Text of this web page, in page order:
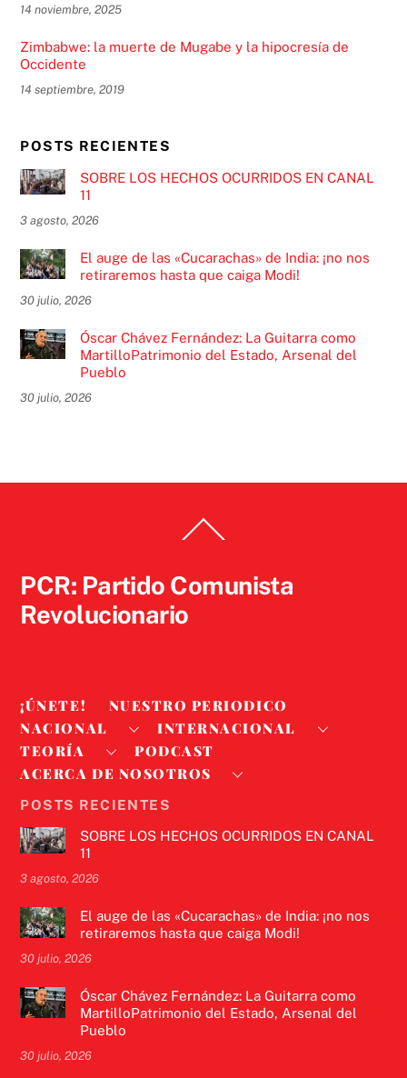
14 noviembre, 2025
Zimbabwe: la muerte de Mugabe y la hipocresía de
Occidente
14 septiembre, 2019
POSTS RECIENTES
SOBRE LOS HECHOS OCURRIDOS EN CANAL
11
3 agosto, 2026
El auge de las «Cucarachas» de India: ¡no nos
retiraremos hasta que caiga Modi!
30 julio, 2026
Óscar Chávez Fernández: La Guitarra como
MartilloPatrimonio del Estado, Arsenal del
Pueblo
30 julio, 2026
To
PCR: Partido Comunista
Revolucionario
¡ÚNETE!
NUESTRO PERIODICO
NACIONAL
INTERNACIONAL
TEORÍA
PODCAST
ACERCA DE NOSOTROS
POSTS RECIENTES
SOBRE LOS HECHOS OCURRIDOS EN CANAL
11
3 agosto, 2026
El auge de las «Cucarachas» de India: ¡no nos
retiraremos hasta que caiga Modi!
30 julio, 2026
Óscar Chávez Fernández: La Guitarra como
MartilloPatrimonio del Estado, Arsenal del
Pueblo
30 julio, 2026